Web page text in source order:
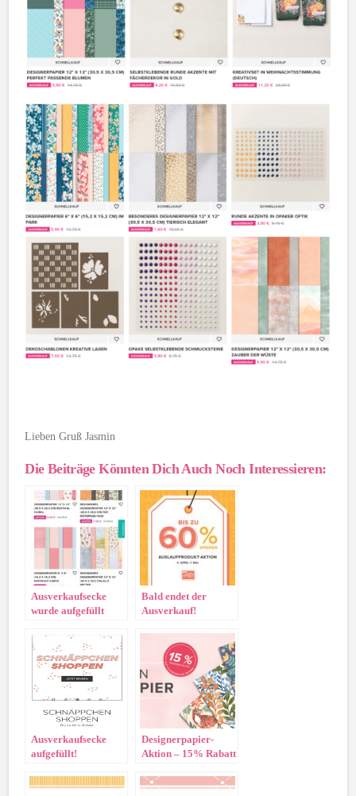
Lieben Gruß Jasmin
Die Beiträge Könnten Dich Auch Noch Interessieren:
Ausverkaufsecke
wurde aufgefüllt
Bald endet der
Ausverkauf!
Ausverkaufsecke
aufgefüllt!
Designerpapier-
Aktion – 15% Rabatt
Papiere!